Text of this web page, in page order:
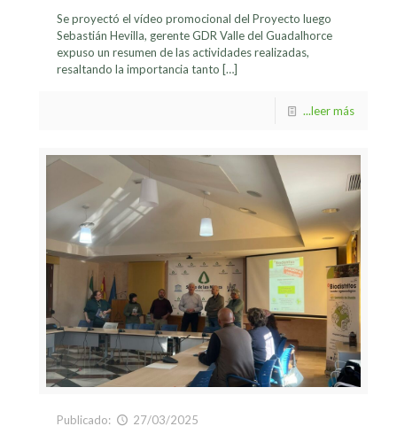
Se proyectó el vídeo promocional del Proyecto luego
Sebastián Hevilla, gerente GDR Valle del Guadalhorce
expuso un resumen de las actividades realizadas,
resaltando la importancia tanto […]
...leer más
Publicado: 27/03/2025